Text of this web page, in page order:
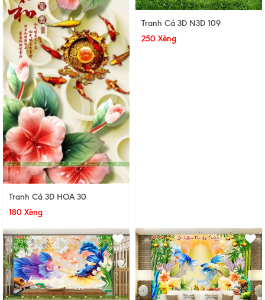
Tranh Cá 3D HOA 30
180 Xèng
Tranh Cá 3D N3D 109
250 Xèng